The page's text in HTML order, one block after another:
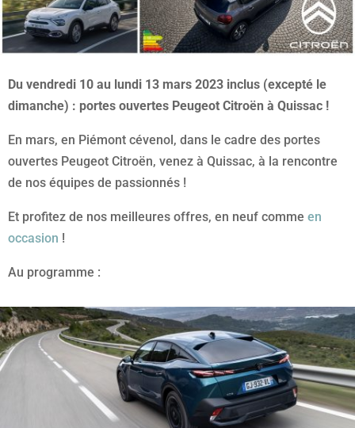
Du vendredi 10 au lundi 13 mars 2023 inclus (excepté le
dimanche) : portes ouvertes Peugeot Citroën à Quissac !
En mars, en Piémont cévenol, dans le cadre des portes
ouvertes Peugeot Citroën, venez à Quissac, à la rencontre
de nos équipes de passionnés !
Et profitez de nos meilleures offres, en neuf comme en
occasion !
Au programme :